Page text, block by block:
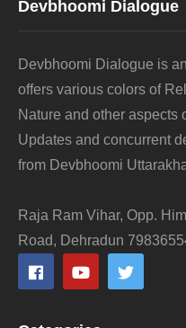
Devbhoomi Dialogue
Devbhoomi Dialogue is
offers various colors of
Nature and other aspects
Updates and concurrent
from Devbhoomi
Raja Ram Vihar, Opp.
Road, Dehradun